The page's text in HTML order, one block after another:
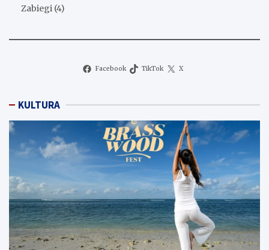
Zabiegi (4)
Facebook TikTok X
KULTURA